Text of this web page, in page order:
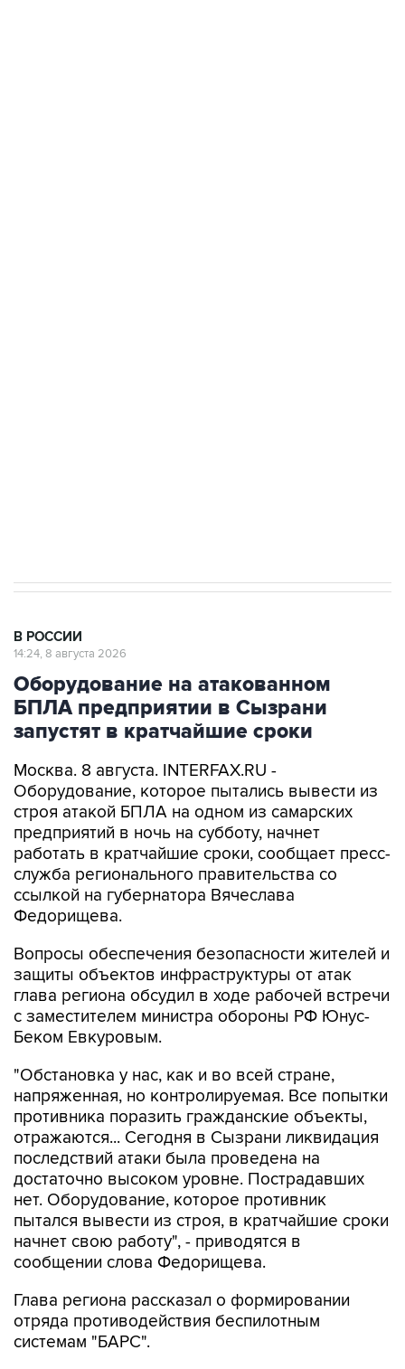
В РОССИИ
14:24, 8 августа 2026
Оборудование на атакованном
БПЛА предприятии в Сызрани
запустят в кратчайшие сроки
Москва. 8 августа. INTERFAX.RU -
Оборудование, которое пытались вывести из
строя атакой БПЛА на одном из самарских
предприятий в ночь на субботу, начнет
работать в кратчайшие сроки, сообщает пресс-
служба регионального правительства со
ссылкой на губернатора Вячеслава
Федорищева.
Вопросы обеспечения безопасности жителей и
защиты объектов инфраструктуры от атак
глава региона обсудил в ходе рабочей встречи
с заместителем министра обороны РФ Юнус-
Беком Евкуровым.
"Обстановка у нас, как и во всей стране,
напряженная, но контролируемая. Все попытки
противника поразить гражданские объекты,
отражаются... Сегодня в Сызрани ликвидация
последствий атаки была проведена на
достаточно высоком уровне. Пострадавших
нет. Оборудование, которое противник
пытался вывести из строя, в кратчайшие сроки
начнет свою работу", - приводятся в
сообщении слова Федорищева.
Глава региона рассказал о формировании
отряда противодействия беспилотным
системам "БАРС".